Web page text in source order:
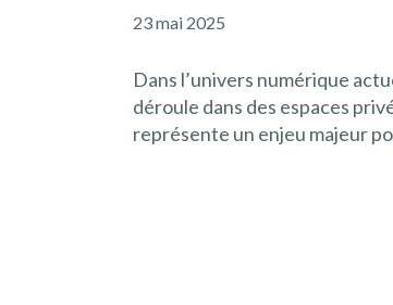
23 mai 2025
Dans l’univers numérique
déroule dans des espaces
représente un enjeu majeur